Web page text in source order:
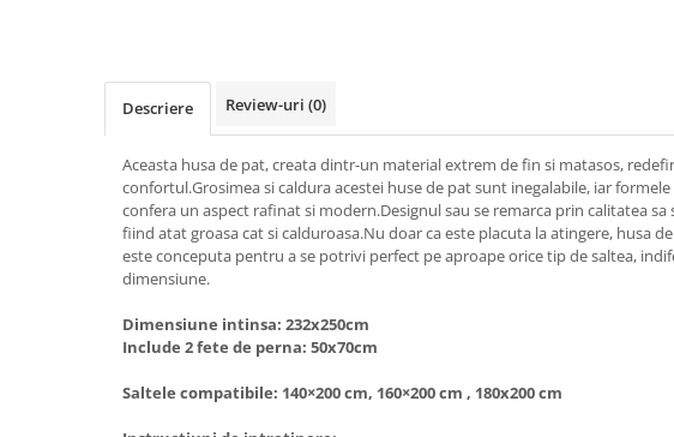
Descriere Review-uri (0)
Aceasta husa de pat, creata dintr-un material extrem de fin si matasos,
confortul.Grosimea si caldura acestei huse de pat sunt inegalabile, iar formele
confera un aspect rafinat si modern.Designul sau se remarca prin calitatea sa
fiind atat groasa cat si calduroasa.Nu doar ca este placuta la atingere, husa
este conceputa pentru a se potrivi perfect pe aproape orice tip de saltea,
dimensiune.
Dimensiune intinsa: 232x250cm
Include 2 fete de perna: 50x70cm
Saltele compatibile: 140×200 cm, 160×200 cm , 180x200 cm